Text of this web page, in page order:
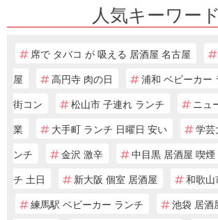
人気キーワード
席で タバコ が 吸える 居酒屋 名古屋
屋
高円寺 肉の日 浦和 ベビーカー
街コン
松山市 子連れ ランチ
ニュ
業
大手町 ランチ 日曜日 安い
学芸
ンチ
金沢 激辛 中目黒 居酒屋 喫煙
チ 土日
新大阪 個室 居酒屋
和歌
練馬駅 ベビーカー ランチ
池袋 居酒